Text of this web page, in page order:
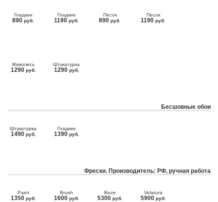
Гладкие
890 руб.
Гладкие
1190 руб.
Песок
890 руб.
Песок
1190 руб.
Живопись
1290 руб.
Штукатурка
1290 руб.
Бесшовные обои
Штукатурка
1490 руб.
Гладкие
1390 руб.
Фрески. Производитель: РФ, ручная работа
Paint
1350 руб.
Brush
1600 руб.
Beze
5300 руб.
Velatura
5900 руб.